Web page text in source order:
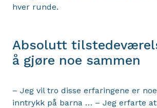
hver runde.
Absolutt
å gjøre noe sammen
– Jeg vil tro disse erfaringene er
inntrykk på barna … – Jeg erfarte